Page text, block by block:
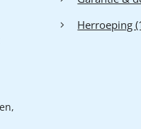
Herroeping